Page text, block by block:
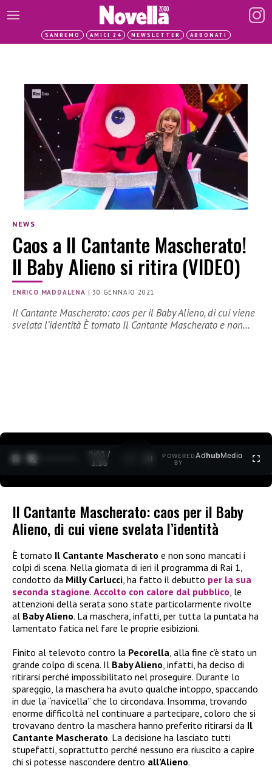
SANREMO AMICI 24 NEWSLETTER ABBONATI
NEWS
Caos a Il Cantante Mascherato!
Il Baby Alieno si ritira (VIDEO)
ENRICO MADDALENA |30 GENNAIO 2021
Il Cantante Mascherato: caos per il Baby Alieno, di cui viene
svelata l’identità È tornato Il Cantante Mascherato e non…
0:04 /
3:35
POWERED
BY
AdhubMedia
Il Cantante Mascherato: caos per il Baby
Alieno, di cui viene svelata l’identità
È tornato Il Cantante Mascherato e non sono mancati i
colpi di scena. Nella giornata di ieri il programma di Rai 1,
condotto da Milly Carlucci, ha fatto il debutto per la sua
seconda stagione. Accolto con calore dal pubblico, le
attenzioni della serata sono state particolarmente rivolte
al Baby Alieno. La maschera, infatti, per tutta la puntata ha
lamentato fatica nel fare le proprie esibizioni.
Finito al televoto contro la Pecorella, alla fine c’è stato un
grande colpo di scena. Il Baby Alieno, infatti, ha deciso di
ritirarsi perché impossibilitato nel proseguire. Durante lo
spareggio, la maschera ha avuto qualche intoppo, spaccando
in due la “navicella” che lo circondava. Insomma, trovando
enorme difficoltà nel continuare a partecipare, coloro che si
trovavano dentro la maschera hanno preferito ritirarsi da Il
Cantante Mascherato. La decisione ha lasciato tutti
stupefatti, soprattutto perché nessuno era riuscito a capire
chi si potesse nascondere dentro all’Alieno.